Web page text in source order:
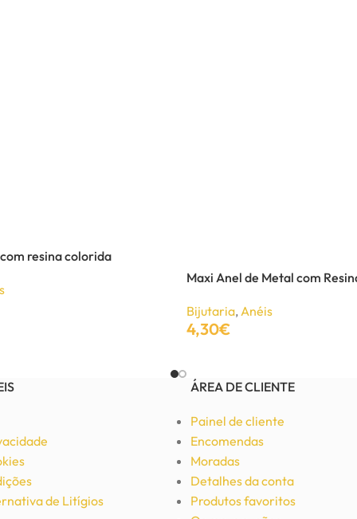
resina colorida
Maxi Anel de Metal com
Bijutaria,Anéis
4,30€
de Litígios
ÁREA DE CLIENTE
Painel de cliente
Encomendas
Moradas
Detalhes da conta
Produtos favoritos